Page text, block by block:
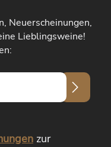
Neuerscheinungen,
Lieblingsweine!
zur